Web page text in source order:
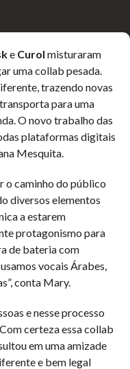
e Curol misturaram
uma collab pesada.
trazendo novas
para uma
O novo trabalho das
plataformas digitais
Mesquita.
o caminho do público
diversos elementos
a estarem
protagonismo para
de bateria com
vocais Árabes,
conta Mary.
e nesse processo
certeza essa collab
em uma amizade
e bem legal